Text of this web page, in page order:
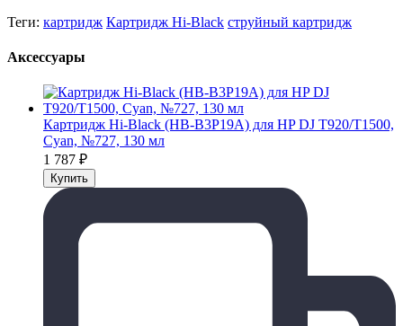
Теги: картридж Картридж Hi-Black струйный картридж
Аксессуары
Картридж Hi-Black (HB-B3P19A) для HP DJ T920/T1500,
Cyan, №727, 130 мл
1 787 ₽